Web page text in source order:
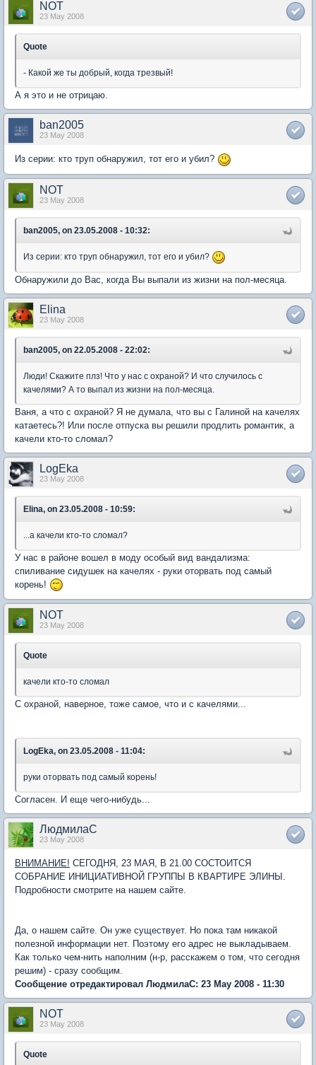
NOT
23 May 2008
Quote
- Какой же ты добрый, когда трезвый!
А я это и не отрицаю.
ban2005
23 May 2008
Из серии: кто труп обнаружил, тот его и убил?
NOT
23 May 2008
ban2005, on 23.05.2008 - 10:32:
Из серии: кто труп обнаружил, тот его и убил?
Обнаружили до Вас, когда Вы выпали из жизни на пол-месяца.
Elina
23 May 2008
ban2005, on 22.05.2008 - 22:02:
Люди! Скажите плз! Что у нас с охраной? И что случилось с
качелями? А то выпал из жизни на пол-месяца.
Ваня, а что с охраной? Я не думала, что вы с Галиной на качелях
катаетесь?! Или после отпуска вы решили продлить романтик, а
качели кто-то сломал?
LogEka
23 May 2008
Elina, on 23.05.2008 - 10:59:
...а качели кто-то сломал?
У нас в районе вошел в моду особый вид вандализма:
спиливание сидушек на качелях - руки оторвать под самый
корень!
NOT
23 May 2008
Quote
качели кто-то сломал
С охраной, наверное, тоже самое, что и с качелями...
LogEka, on 23.05.2008 - 11:04:
руки оторвать под самый корень!
Согласен. И еще чего-нибудь...
ЛюдмилаС
23 May 2008
ВНИМАНИЕ! СЕГОДНЯ, 23 МАЯ, В 21.00 СОСТОИТСЯ
СОБРАНИЕ ИНИЦИАТИВНОЙ ГРУППЫ В КВАРТИРЕ ЭЛИНЫ.
Подробности смотрите на нашем сайте.
Да, о нашем сайте. Он уже существует. Но пока там никакой
полезной информации нет. Поэтому его адрес не выкладываем.
Как только чем-нить наполним (н-р, расскажем о том, что сегодня
решим) - сразу сообщим.
Сообщение отредактировал ЛюдмилаС: 23 May 2008 - 11:30
NOT
23 May 2008
Quote